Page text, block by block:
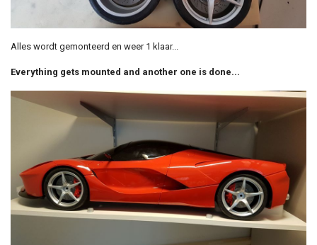
Alles wordt gemonteerd en weer 1 klaar...
Everything gets mounted and another one is done...